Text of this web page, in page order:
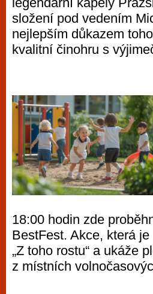
složení pod vedením
nejlepším důkazem
kvalitní činohru s
18:00 hodin zde
BestFest. Akce, která
„Z toho rostu“ a ukáže
z místních